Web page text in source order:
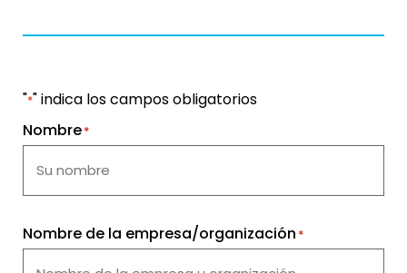
"*" indica los campos obligatorios
Nombre*
Nombre de la empresa/organización *